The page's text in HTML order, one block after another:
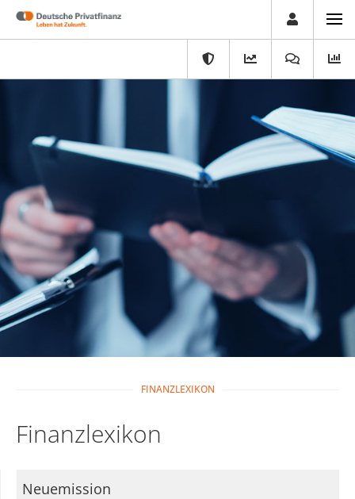
FINANZLEXIKON
Finanzlexikon
Neuemission